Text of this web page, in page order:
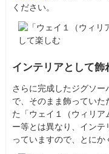
ください。
インテリアとして飾
さらに完成したジグソー
で、そのまま飾ってい
た「ウェイ１（ウィリア
ー等とは異なり、イン
っていますので、とにか